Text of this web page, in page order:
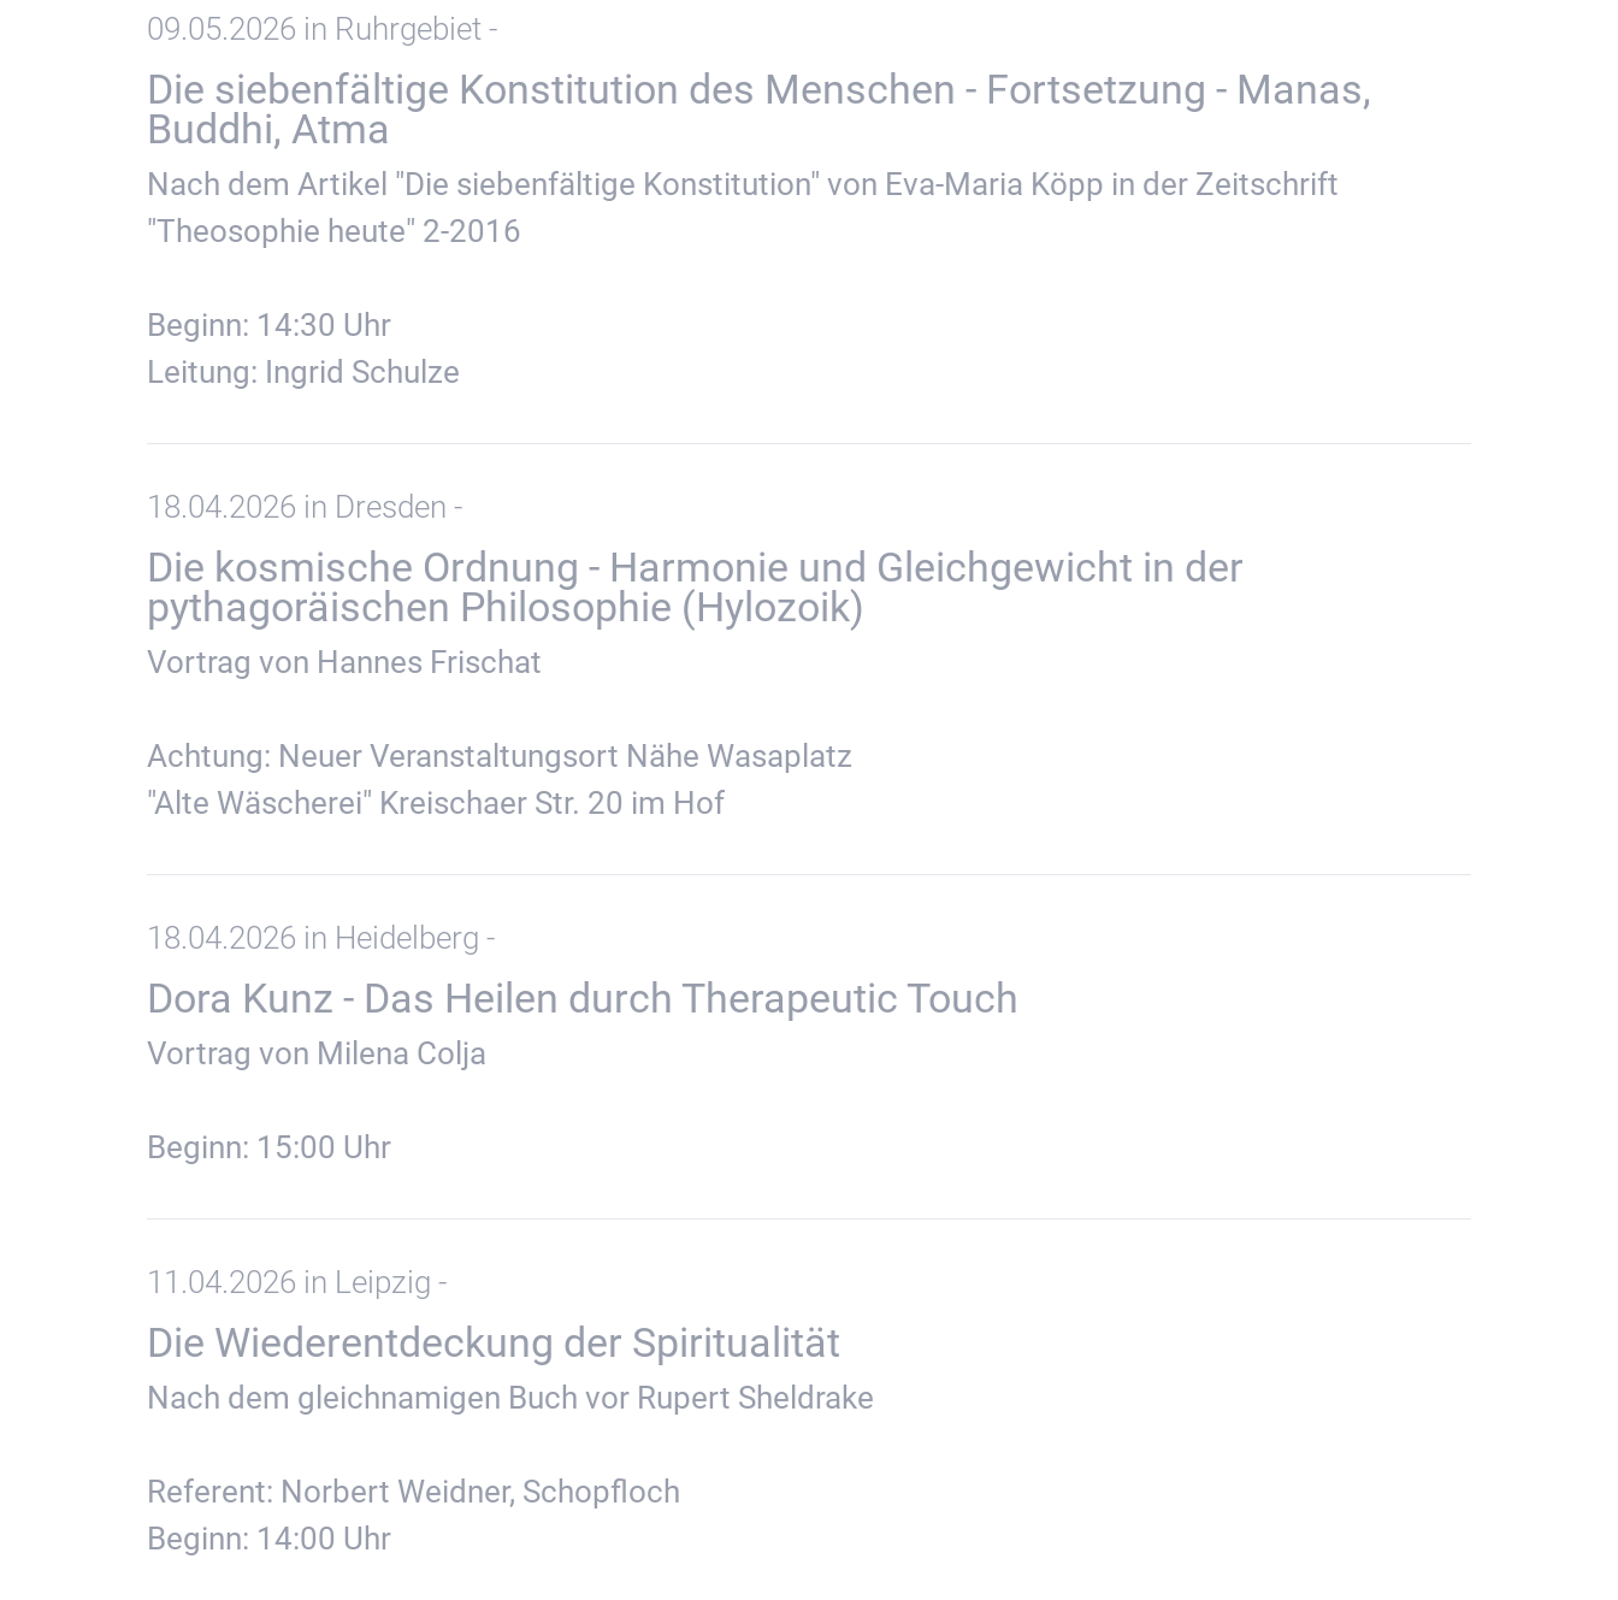
09.05.2026 in Ruhrgebiet -
Die siebenfältige Konstitution des Menschen - Fortsetzung - Manas,
Buddhi, Atma
Nach dem Artikel "Die siebenfältige Konstitution" von Eva-Maria Köpp in der Zeitschrift
"Theosophie heute" 2-2016
Beginn: 14:30 Uhr
Leitung: Ingrid Schulze
18.04.2026 in Dresden -
Die kosmische Ordnung - Harmonie und Gleichgewicht in der
pythagoräischen Philosophie (Hylozoik)
Vortrag von Hannes Frischat
Achtung: Neuer Veranstaltungsort Nähe Wasaplatz
"Alte Wäscherei" Kreischaer Str. 20 im Hof
18.04.2026 in Heidelberg -
Dora Kunz - Das Heilen durch Therapeutic Touch
Vortrag von Milena Colja
Beginn: 15:00 Uhr
11.04.2026 in Leipzig -
Die Wiederentdeckung der Spiritualität
Nach dem gleichnamigen Buch vor Rupert Sheldrake
Referent: Norbert Weidner, Schopfloch
Beginn: 14:00 Uhr